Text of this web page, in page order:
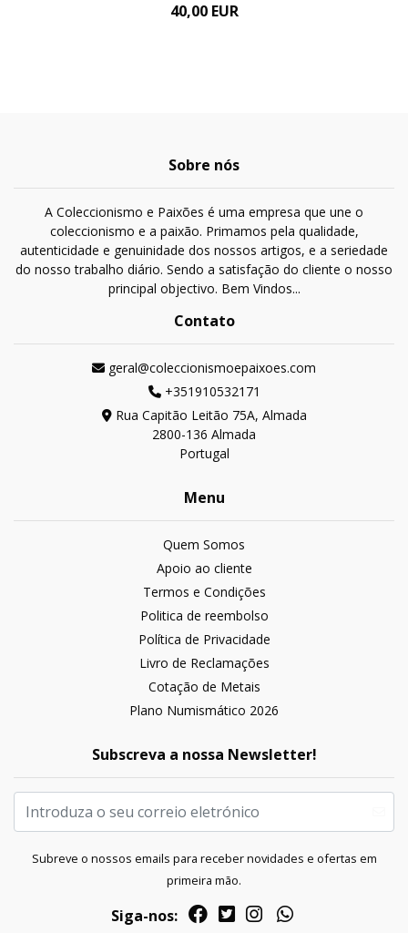
40,00 EUR
Sobre nós
A Coleccionismo e Paixões é uma empresa que une o
coleccionismo e a paixão. Primamos pela qualidade,
autenticidade e genuinidade dos nossos artigos, e a seriedade
do nosso trabalho diário. Sendo a satisfação do cliente o nosso
principal objectivo. Bem Vindos...
Contato
geral@coleccionismoepaixoes.com
+351910532171
Rua Capitão Leitão 75A, Almada
2800-136 Almada
Portugal
Menu
Quem Somos
Apoio ao cliente
Termos e Condições
Politica de reembolso
Política de Privacidade
Livro de Reclamações
Cotação de Metais
Plano Numismático 2026
Subscreva a nossa Newsletter!
Subreve o nossos emails para receber novidades e ofertas em
primeira mão.
Siga-nos: